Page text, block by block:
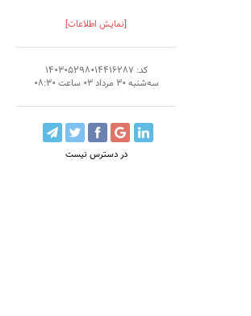
[نمایش اطلاعات]
کد: 140305298014416287
سه‌شنبه 30 مرداد 03 ساعت 08:30
در دسترس نیست